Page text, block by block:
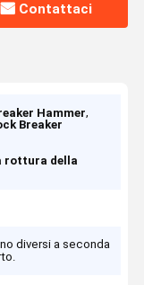
Contattaci
Hammer,
Breaker
rottura della
diversi a seconda